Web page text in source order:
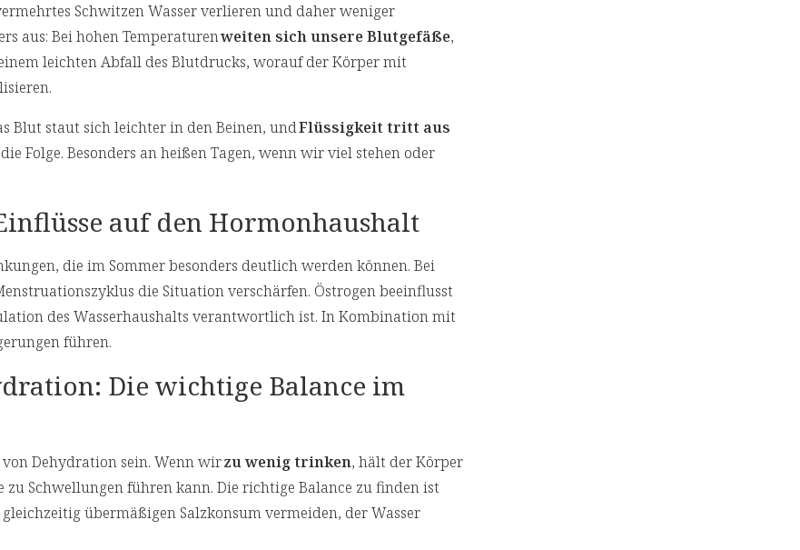
Schwitzen Wasser verlieren und daher weniger
aus: Bei hohen Temperaturenweiten sich unsere Blutgefäße,
leichten Abfall des Blutdrucks, worauf der Körper mit
Blut staut sich leichter in den Beinen, undFlüssigkeit tritt aus
Folge. Besonders an heißen Tagen, wenn wir viel stehen oder
auf den Hormonhaushalt
die im Sommer besonders deutlich werden können. Bei
die Situation verschärfen. Östrogen beeinflusst
des Wasserhaushalts verantwortlich ist. In Kombination mit
führen.
Die wichtige Balance im
Dehydration sein. Wenn wirzu wenig trinken, hält der Körper
zu Schwellungen führen kann. Die richtige Balance zu finden ist
übermäßigen Salzkonsum vermeiden, der Wasser